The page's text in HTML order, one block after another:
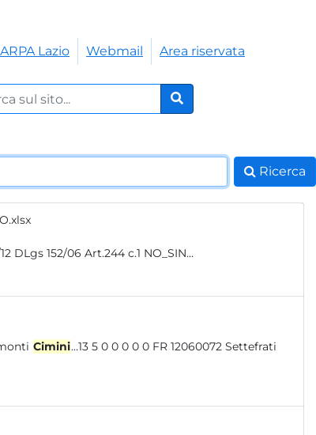
Lazio Webmail Area riservata
nel sito:
Cerca
Ricerca
3/29/12 DLgs 152/06 Art.244 c.1 NO_SIN...
Volsini, i monti Cimini...13 5 0 0 0 0 0 FR 12060072 Settefrati